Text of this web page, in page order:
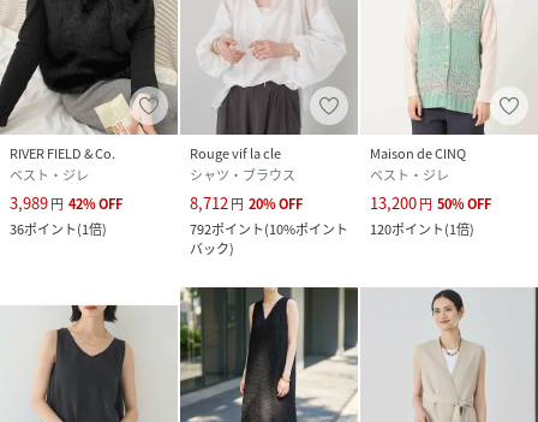
RIVER FIELD & Co.
ベスト・ジレ
3,989円 42%OFF
36ポイント(1倍)
Rouge vif la cle
シャツ・ブラウス
8,712 円 20%OFF
792ポイント(10%ポイント
バック)
Maison de CINQ
ベスト・ジレ
13,200円 50%OFF
120ポイント(1倍)